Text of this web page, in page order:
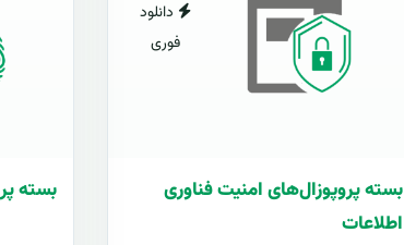
دانلود
فوری
بسته پروپوزال‌های امنیت فناوری
اطلاعات
بسته